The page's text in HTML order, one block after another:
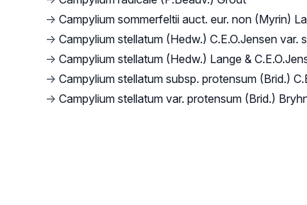
→ Campylium sommerfeltii auct. eur. non (Myrin)
→ Campylium stellatum (Hedw.) C.E.O.Jensen var.
→ Campylium stellatum (Hedw.) Lange &
→ Campylium stellatum subsp. protensum (Brid.)
→ Campylium stellatum var. protensum (Brid.)